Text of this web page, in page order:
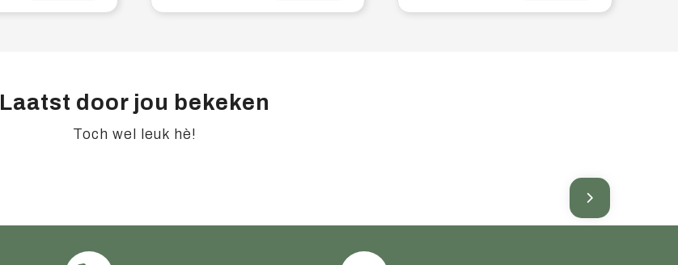
Laatst door jou bekeken
Toch wel leuk hè!